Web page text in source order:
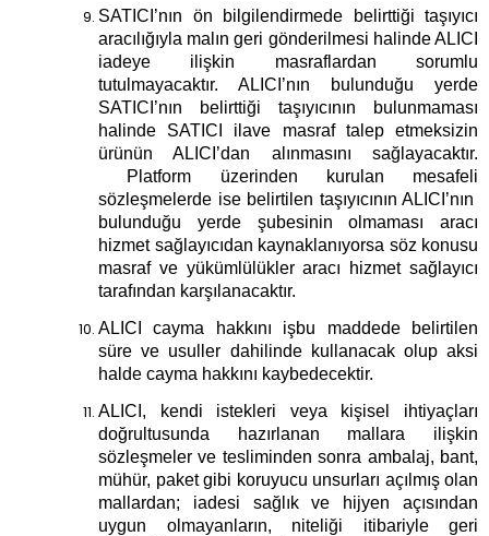
SATICI’nın ön bilgilendirmede belirttiği taşıyıcı
aracılığıyla malın geri gönderilmesi halinde ALICI
iadeye ilişkin masraflardan sorumlu
tutulmayacaktır. ALICI’nın bulunduğu yerde
SATICI’nın belirttiği taşıyıcının bulunmaması
halinde SATICI ilave masraf talep etmeksizin
ürünün ALICI’dan alınmasını sağlayacaktır.
Platform üzerinden kurulan mesafeli
sözleşmelerde ise belirtilen taşıyıcının ALICI’nın
bulunduğu yerde şubesinin olmaması aracı
hizmet sağlayıcıdan kaynaklanıyorsa söz konusu
masraf ve yükümlülükler aracı hizmet sağlayıcı
tarafından karşılanacaktır.
ALICI cayma hakkını işbu maddede belirtilen
süre ve usuller dahilinde kullanacak olup aksi
halde cayma hakkını kaybedecektir.
ALICI, kendi istekleri veya kişisel ihtiyaçları
doğrultusunda hazırlanan mallara ilişkin
sözleşmeler ve tesliminden sonra ambalaj, bant,
mühür, paket gibi koruyucu unsurları açılmış olan
mallardan; iadesi sağlık ve hijyen açısından
uygun olmayanların, niteliği itibariyle geri